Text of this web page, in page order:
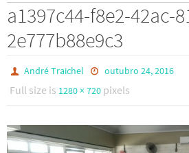
a1397c44-f8e2-42ac-
2e777b88e9c3
André Traichel outubro 24, 2016
Full size is 1280 × 720 pixels